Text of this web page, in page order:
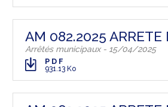
AM 082.2025 ARRETE
Arrêtés municipaux - 15/04/2025
PDF
931.13 Ko